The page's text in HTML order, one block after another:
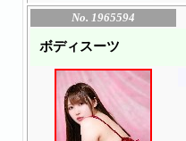
No. 1965594
ボディスーツ